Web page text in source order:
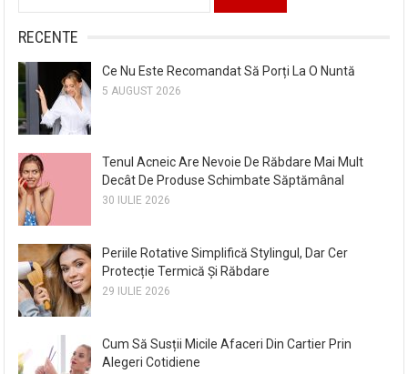
după:
RECENTE
Ce Nu Este Recomandat Să Porți La O Nuntă
5 AUGUST 2026
Tenul Acneic Are Nevoie De Răbdare Mai Mult
Decât De Produse Schimbate Săptămânal
30 IULIE 2026
Periile Rotative Simplifică Stylingul, Dar Cer
Protecție Termică Și Răbdare
29 IULIE 2026
Cum Să Susții Micile Afaceri Din Cartier Prin
Alegeri Cotidiene